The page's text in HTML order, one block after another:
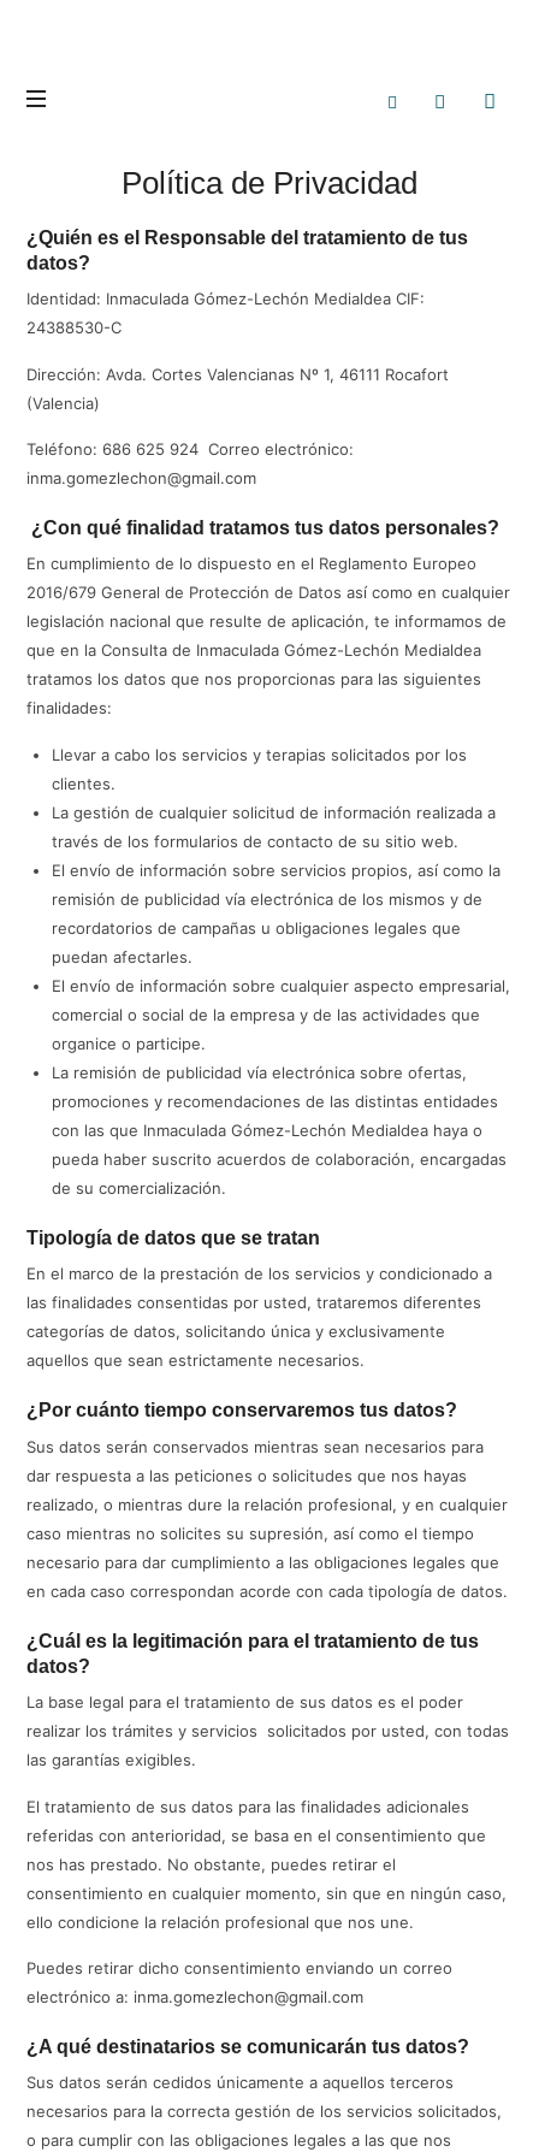
Política de Privacidad
¿Quién es el Responsable del tratamiento de tus
datos?
Identidad: Inmaculada Gómez-Lechón Medialdea CIF:
24388530-C
Dirección: Avda. Cortes Valencianas Nº 1, 46111 Rocafort
(Valencia)
Teléfono: 686 625 924 Correo electrónico:
inma.gomezlechon@gmail.com
¿Con qué finalidad tratamos tus datos personales?
En cumplimiento de lo dispuesto en el Reglamento Europeo
2016/679 General de Protección de Datos así como en cualquier
legislación nacional que resulte de aplicación, te informamos de
que en la Consulta de Inmaculada Gómez-Lechón Medialdea
tratamos los datos que nos proporcionas para las siguientes
finalidades:
Llevar a cabo los servicios y terapias solicitados por los
clientes.
La gestión de cualquier solicitud de información realizada a
través de los formularios de contacto de su sitio web.
El envío de información sobre servicios propios, así como la
remisión de publicidad vía electrónica de los mismos y de
recordatorios de campañas u obligaciones legales que
puedan afectarles.
El envío de información sobre cualquier aspecto empresarial,
comercial o social de la empresa y de las actividades que
organice o participe.
La remisión de publicidad vía electrónica sobre ofertas,
promociones y recomendaciones de las distintas entidades
con las que Inmaculada Gómez-Lechón Medialdea haya o
pueda haber suscrito acuerdos de colaboración, encargadas
de su comercialización.
Tipología de datos que se tratan
En el marco de la prestación de los servicios y condicionado a
las finalidades consentidas por usted, trataremos diferentes
categorías de datos, solicitando única y exclusivamente
aquellos que sean estrictamente necesarios.
¿Por cuánto tiempo conservaremos tus datos?
Sus datos serán conservados mientras sean necesarios para
dar respuesta a las peticiones o solicitudes que nos hayas
realizado, o mientras dure la relación profesional, y en cualquier
caso mientras no solicites su supresión, así como el tiempo
necesario para dar cumplimiento a las obligaciones legales que
en cada caso correspondan acorde con cada tipología de datos.
¿Cuál es la legitimación para el tratamiento de tus
datos?
La base legal para el tratamiento de sus datos es el poder
realizar los trámites y servicios solicitados por usted, con todas
las garantías exigibles.
El tratamiento de sus datos para las finalidades adicionales
referidas con anterioridad, se basa en el consentimiento que
nos has prestado. No obstante, puedes retirar el
consentimiento en cualquier momento, sin que en ningún caso,
ello condicione la relación profesional que nos une.
Puedes retirar dicho consentimiento enviando un correo
electrónico a: inma.gomezlechon@gmail.com
¿A qué destinatarios se comunicarán tus datos?
Sus datos serán cedidos únicamente a aquellos terceros
necesarios para la correcta gestión de los servicios solicitados,
o para cumplir con las obligaciones legales a las que nos